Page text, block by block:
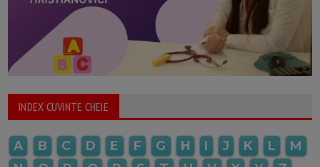
INDEX CUVINTE CHEIE
A B C D E F G H I J K L
M